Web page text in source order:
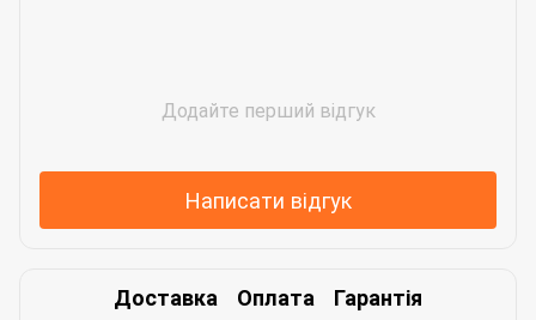
Додайте перший відгук
Написати відгук
Доставка Оплата Гарантія